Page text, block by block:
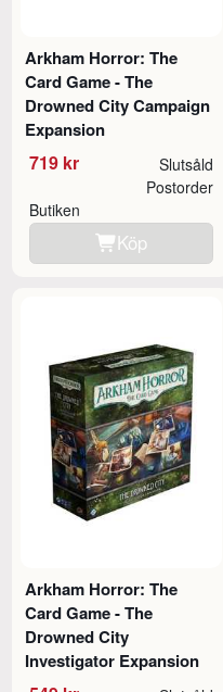
Arkham Horror: The
Card Game - The
Drowned City Campaign
Expansion
719 kr Slutsåld
Butiken
Postorder
Köp
Arkham Horror: The
Card Game - The
Drowned City
Investigator Expansion